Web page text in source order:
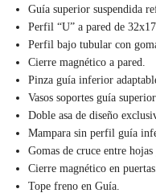
Guía superior suspendida
Perfil “U” a pared de
Perfil bajo tubular con
Cierre magnético a pared.
Pinza guía inferior
Vasos soportes guía
Doble asa de diseño
Mampara sin perfil guía
Gomas de cruce entre
Cierre magnético en puertas.
Tope freno en Guía.